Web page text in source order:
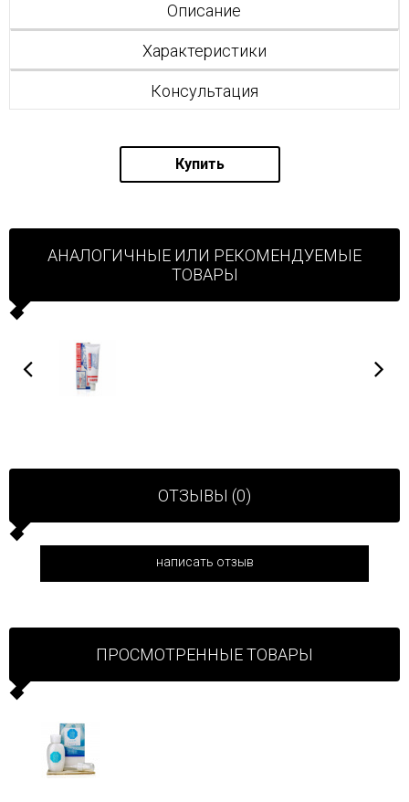
Описание
Характеристики
Консультация
Купить
АНАЛОГИЧНЫЕ ИЛИ РЕКОМЕНДУЕМЫЕ
ТОВАРЫ
ОТЗЫВЫ (0)
написать отзыв
ПРОСМОТРЕННЫЕ ТОВАРЫ